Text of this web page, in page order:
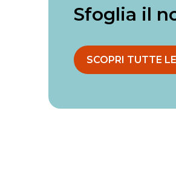
Sfoglia il
SCOPRI TUTTE